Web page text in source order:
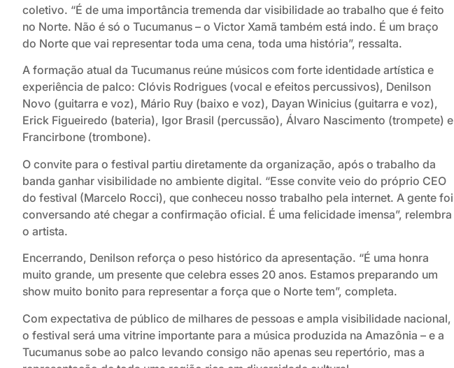
coletivo. “É de uma importância tremenda dar visibilidade ao trabalho que é feito
no Norte. Não é só o Tucumanus – o Victor Xamã também está indo. É um braço
do Norte que vai representar toda uma cena, toda uma história”, ressalta.
A formação atual da Tucumanus reúne músicos com forte identidade artística e
experiência de palco: Clóvis Rodrigues (vocal e efeitos percussivos), Denilson
Novo (guitarra e voz), Mário Ruy (baixo e voz), Dayan Winicius (guitarra e voz),
Erick Figueiredo (bateria), Igor Brasil (percussão), Álvaro Nascimento (trompete) e
Francirbone (trombone).
O convite para o festival partiu diretamente da organização, após o trabalho da
banda ganhar visibilidade no ambiente digital. “Esse convite veio do próprio CEO
do festival (Marcelo Rocci), que conheceu nosso trabalho pela internet. A gente foi
conversando até chegar a confirmação oficial. É uma felicidade imensa”, relembra
o artista.
Encerrando, Denilson reforça o peso histórico da apresentação. “É uma honra
muito grande, um presente que celebra esses 20 anos. Estamos preparando um
show muito bonito para representar a força que o Norte tem”, completa.
Com expectativa de público de milhares de pessoas e ampla visibilidade nacional,
o festival será uma vitrine importante para a música produzida na Amazônia – e a
Tucumanus sobe ao palco levando consigo não apenas seu repertório, mas a